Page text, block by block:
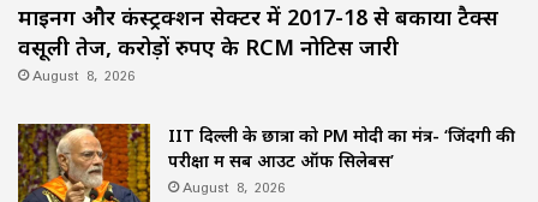
माइनिंग और कंस्ट्रक्शन सेक्टर में 2017-18 से बकाया टैक्स
वसूली तेज, करोड़ों रुपए के RCM नोटिस जारी
August 8, 2026
IIT दिल्ली के छात्रों को PM मोदी का मंत्र- ‘जिंदगी की
परीक्षा में सब आउट ऑफ सिलेबस’
August 8, 2026